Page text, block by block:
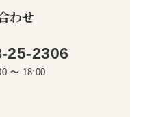
わせ
25-2306
〜 18:00